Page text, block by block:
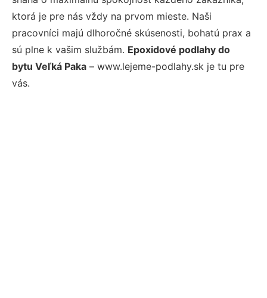
ktorá je pre nás vždy na prvom mieste. Naši
pracovníci majú dlhoročné skúsenosti, bohatú prax a
sú plne k vašim službám. Epoxidové podlahy do
bytu Veľká Paka – www.lejeme-podlahy.sk je tu pre
vás.